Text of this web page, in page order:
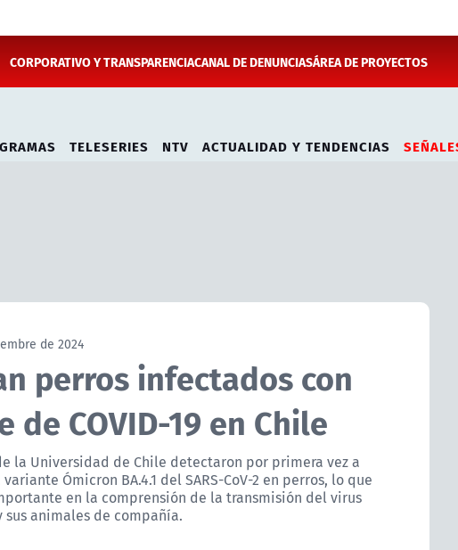
CORPORATIVO Y TRANSPARENCIACANAL DE DENUNCIASÁREA DE PROYECTOS
TELESERIES NTV ACTUALIDAD Y TENDENCIAS
de 2024
perros infectados con
de COVID-19 en Chile
la Universidad de Chile detectaron por primera vez a
Ómicron BA.4.1 del SARS-CoV-2 en perros, lo que
en la comprensión de la transmisión del virus
sus animales de compañía.